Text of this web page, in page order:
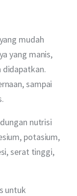
mudah
yang manis,
didapatkan.
sampai
nutrisi
potasium,
serat tinggi,
untuk